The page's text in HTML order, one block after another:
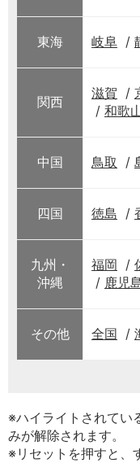
東海 岐阜
関西
滋賀
和歌
中国 鳥取
四国 徳島
九州・
沖縄
福岡
鹿児
その他 全国
※ハイライトされてい
みが解除されます。
※リセットを押すと、